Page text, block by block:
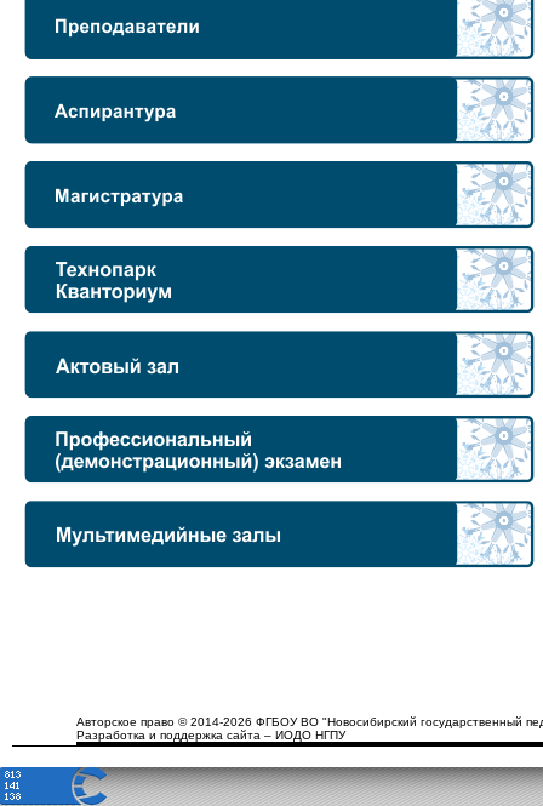
Авторское право © 2014-2026 ФГБОУ ВО "Новосибирский государственный
Разработка и поддержка сайта – ИОДО НГПУ